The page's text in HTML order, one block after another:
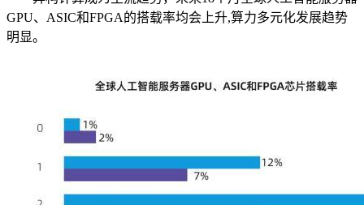
GPU、ASIC和FPGA的搭载率均会上升,算力多元化发展趋势
明显。